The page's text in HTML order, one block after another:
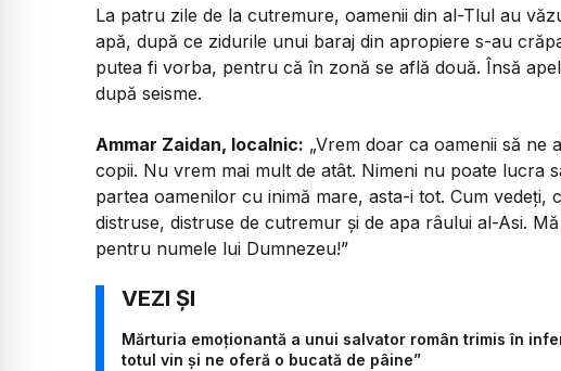
La patru zile de la cutremure, oamenii din al-Tlul au
apă, după ce zidurile unui baraj din apropiere s-au
putea fi vorba, pentru că în zonă se află două. Însă
după seisme.
Ammar Zaidan, localnic: „Vrem doar ca oamenii să ne
copii. Nu vrem mai mult de atât. Nimeni nu poate lucra
partea oamenilor cu inimă mare, asta-i tot. Cum vedeți,
distruse, distruse de cutremur și de apa râului al-Asi.
pentru numele lui Dumnezeu!”
Mărturia emoționantă a unui salvator român trimis în
totul vin și ne oferă o bucată de pâine”